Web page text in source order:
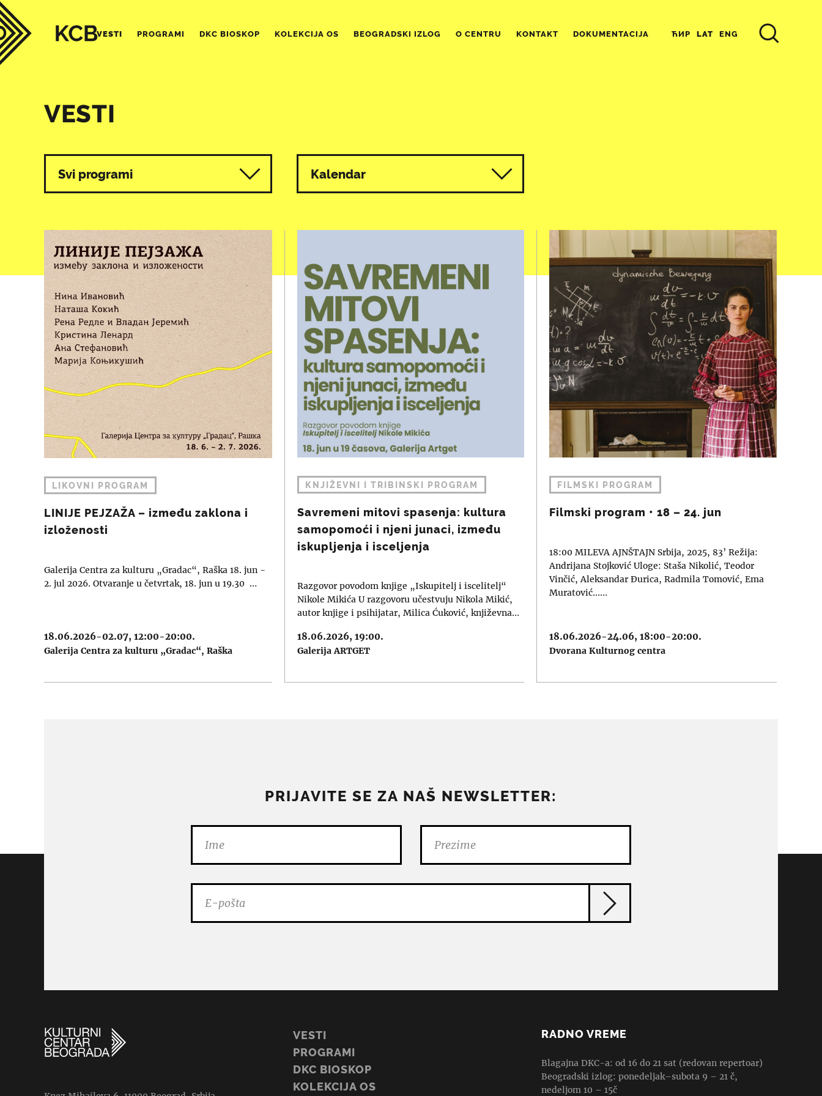
VESTI PROGRAMI DKC BIOSKOP KOLEKCIJA OS BEOGRADSKI IZLOG O CENTRU KONTAKT DOKUMENTACIJA ЋИР LAT ENG
VESTI
Svi programi Kalendar
LIKOVNI PROGRAM
LINIJE PEJZAŽA – između zaklona i
izloženosti
Galerija Centra za kulturu „Gradac“, Raška 18. jun −
2. jul 2026. Otvaranje u četvrtak, 18. jun u 19.30 …
18.06.2026-02.07, 12:00-20:00.
Galerija Centra za kulturu „Gradac“ Raška
KNJIŽEVNI I TRIBINSKI PROGRAM
Savremeni mitovi spasenja: kultura
samopomoći i njeni junaci, između
iskupljenja i isceljenja
Razgovor povodom knjige „Iskupitelj i iscelitelj“
Nikole Mikića U razgovoru učestvuju Nikola Mikić,
autor knjige i psihijatar, Milica Ćuković, književna…
18.06.2026, 19:00.
Galerija ARTGET
FILMSKI PROGRAM
Filmski program • 18 – 24. jun
18:00 MILEVA AJNŠTAJN Srbija, 2025, 83’ Režija:
Andrijana Stojković Uloge: Staša Nikolić, Teodor
Vinčić, Aleksandar Đurica, Radmila Tomović, Ema
Muratović……
18.06.2026-24.06, 18:00-20:00.
Dvorana Kulturnog centra
PRIJAVITE SE ZA NAŠ NEWSLETTER:
VESTI
PROGRAMI
DKC BIOSKOP
KOLEKCIJA OS
RADNO VREME
Blagajna DKC-a: od 16 do 21 sat (redovan repertoar)
Beogradski izlog: ponedeljak–subota 9 – 21 č,
nedeljom 10 – 15č